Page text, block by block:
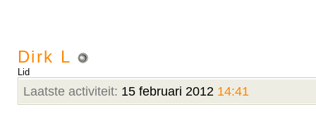
Dirk L
Lid
Laatste activiteit: 15 februari 2012 14:41